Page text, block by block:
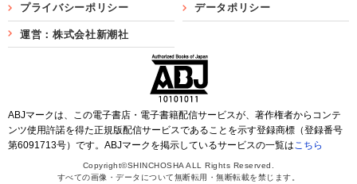
プライバシーポリシー データポリシー
運営：株式会社新潮社
ABJマークは、この電子書店・電子書籍配信サービスが、著作権者からコンテ
ンツ使用許諾を得た正規版配信サービスであることを示す登録商標（登録番号
第6091713号）です。ABJマークを掲示しているサービスの一覧はこちら
Copyright©SHINCHOSHA ALL Rights Reserved.
すべての画像・データについて無断転用・無断転載を禁じます。